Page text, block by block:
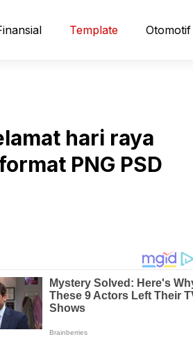
Template Otomotif
hari raya
PNG PSD